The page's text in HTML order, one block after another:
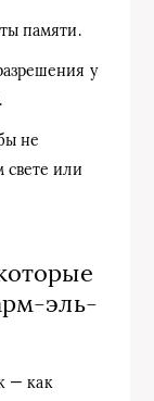
памяти.
у
не
свете или
эль-
— как